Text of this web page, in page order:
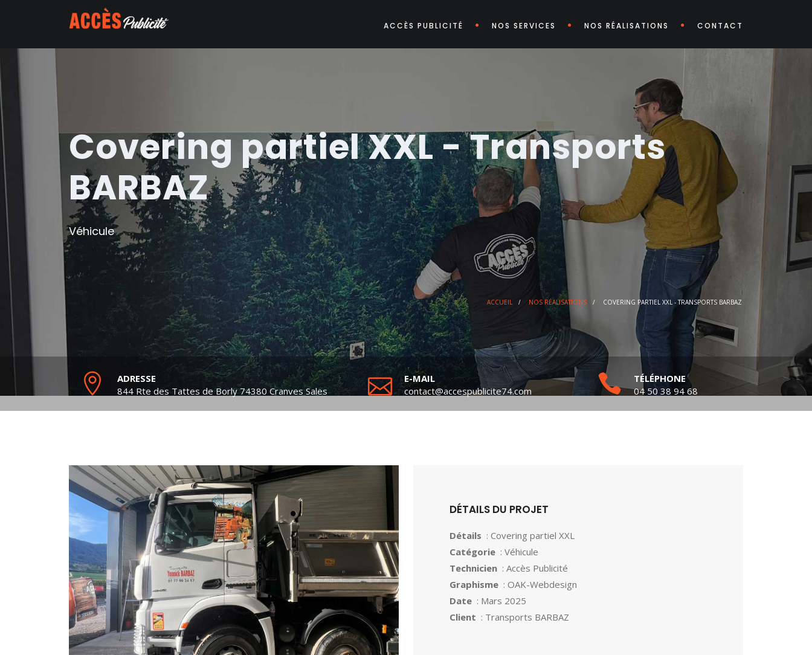
ACCÈS PUBLICITÉ NOS SERVICES NOS RÉALISATIONS CONTACT
Covering partiel XXL - Transports
BARBAZ
Véhicule
ACCUEIL / NOS RÉALISATIONS / COVERING PARTIEL XXL - TRANSPORTS BARBAZ
ADRESSE
844 Rte des Tattes de Borly 74380 Cranves Sales
E-MAIL
contact@accespublicite74.com
TÉLÉPHONE
04 50 38 94 68
DÉTAILS DU PROJET
Détails : Covering partiel XXL
Catégorie : Véhicule
Technicien : Accès Publicité
Graphisme : OAK-Webdesign
Date : Mars 2025
Client : Transports BARBAZ